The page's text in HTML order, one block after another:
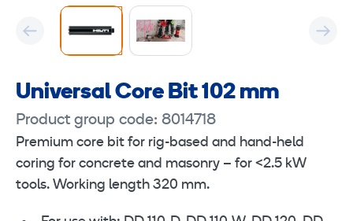
Universal Core Bit 102 mm
Product group code: 8014718
Premium core bit for rig-based and hand-held
coring for concrete and masonry – for <2.5 kW
tools. Working length 320 mm.